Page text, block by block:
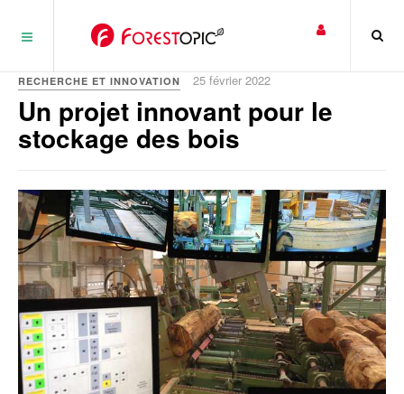
RECHERCHE ET INNOVATION 25 février 2022
Un projet innovant pour le
stockage des bois